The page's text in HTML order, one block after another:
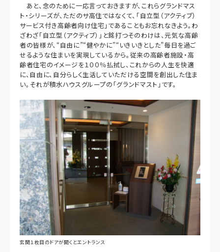
あと、念のために一応言っておきますが、これらグランドマス
ト・シリーズが、ただのサ高住ではなくて、「自立型（アクティブ）
サービス付き高齢者向け住宅」であることもお忘れなきよう。わ
ざわざ「自立型（アクティブ）」と銘打つそのわけは、元気な高齢
者の皆様が、“自由に”“健やかに”“いきいきとした”毎日を過ご
せるような住まいを実現しているから。従来の高齢者施設・高
齢者住宅のイメージを１００％払拭し、これからの人生を快適
に、自由に、自分らしく生活していただける空間を創出した住ま
い。それが積水ハウスグループの「グランドマスト」です。
玄関１枚目のドアが開くとエントランス